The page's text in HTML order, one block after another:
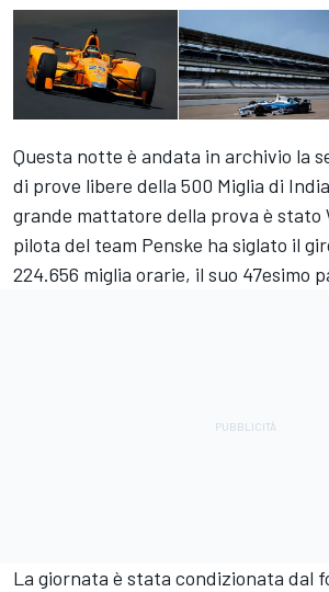
Questa notte è andata in archivio la
di prove libere della 500 Miglia di
grande mattatore della prova è stato
pilota del team Penske ha siglato il
224.656 miglia orarie, il suo 47esimo
La giornata è stata condizionata dal